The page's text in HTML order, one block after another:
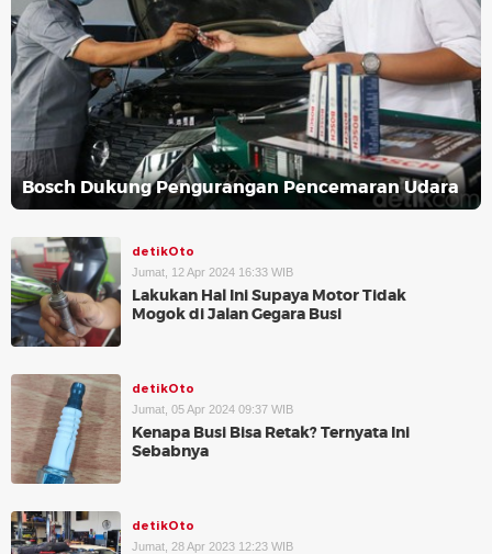
Bosch Dukung Pengurangan Pencemaran Udara
detikOto
Jumat, 12 Apr 2024 16:33 WIB
Lakukan Hal Ini Supaya Motor Tidak
Mogok di Jalan Gegara Busi
detikOto
Jumat, 05 Apr 2024 09:37 WIB
Kenapa Busi Bisa Retak? Ternyata Ini
Sebabnya
detikOto
Jumat, 28 Apr 2023 12:23 WIB